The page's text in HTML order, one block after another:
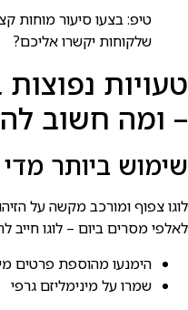
טיפ: בצעו סיעור מוחות
שלקוחות יקשרו אליכם?
טעויות
– ומה חשוב
שימוש ביותר
לוגו צפוף ומורכב מקשה על
לאלפי מסרים ביום – לוגו חייב
הימנעו מהוספת פרטים
שמרו על מינימליזם גרפי